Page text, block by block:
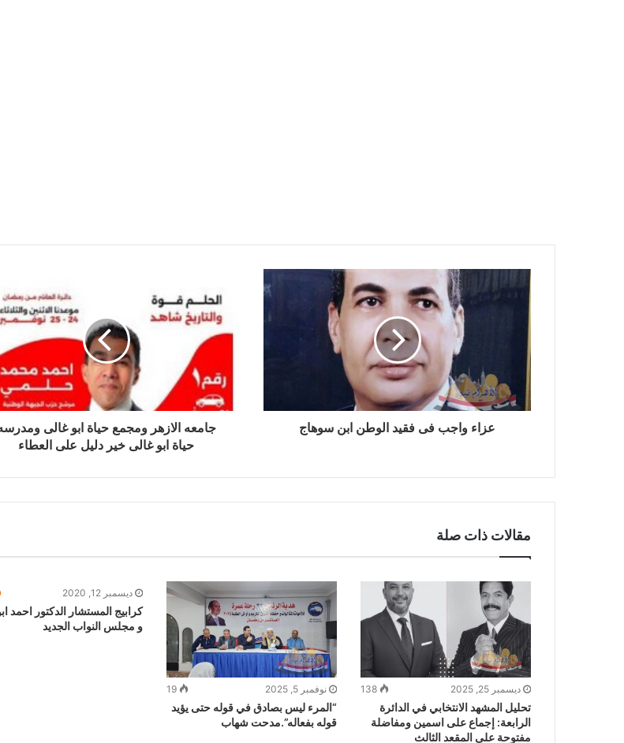
عزاء واجب فى فقيد الوطن ابن سوهاج
جامعه الازهر ومجمع حياة ابو غالى
حياة ابو غالى خير دليل على العطاء
مقالات ذات صلة
ديسمبر 25, 2025 138
تحليل المشهد الانتخابي في الدائرة
الرابعة: إجماع على اسمين ومفاضلة
مفتوحة على المقعد الثالث
نوفمبر 5, 2025 19
“المرء ليس بصادق في قوله حتى يؤيد
قوله بفعاله”.مدحت شهاب
ديسمبر 12, 2020
كرابيج المستشار الدكتور احمد
و مجلس النواب الجديد